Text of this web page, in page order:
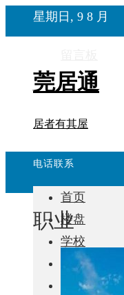
星期日, 9 8 月
莞居通
居者有其屋
电话联系
首页
楼盘
学校
住宅
自建房
职业